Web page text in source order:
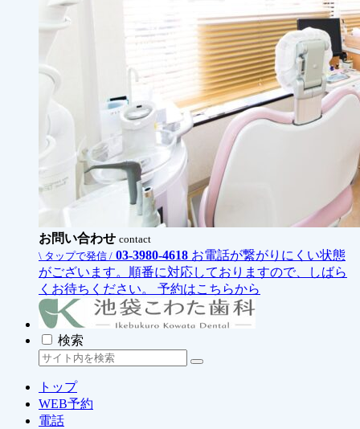
お問い合わせ contact
\ タップで発信 / 03-3980-4618 お電話が繋がりにくい状態
がございます。順番に対応しておりますので、しばら
くお待ちください。
予約はこちらから
検索
トップ
WEB予約
電話